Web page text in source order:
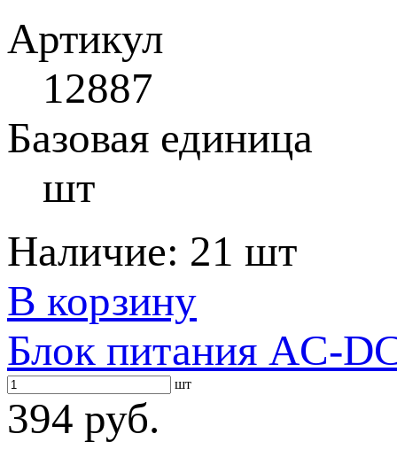
Артикул
12887
Базовая единица
шт
Наличие: 21 шт
В корзину
Блок питания AC-
шт
394 руб.